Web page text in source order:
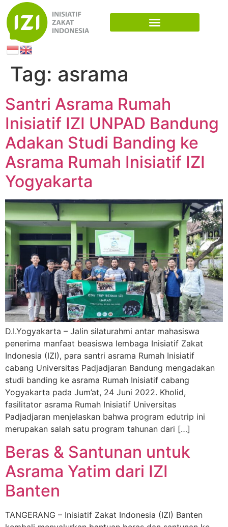
Tag: asrama
Santri Asrama Rumah
Inisiatif IZI UNPAD Bandung
Adakan Studi Banding ke
Asrama Rumah Inisiatif IZI
Yogyakarta
D.I.Yogyakarta – Jalin silaturahmi antar mahasiswa
penerima manfaat beasiswa lembaga Inisiatif Zakat
Indonesia (IZI), para santri asrama Rumah Inisiatif
cabang Universitas Padjadjaran Bandung mengadakan
studi banding ke asrama Rumah Inisiatif cabang
Yogyakarta pada Jum’at, 24 Juni 2022. Kholid,
fasilitator asrama Rumah Inisiatif Universitas
Padjadjaran menjelaskan bahwa program edutrip ini
merupakan salah satu program tahunan dari […]
Beras & Santunan untuk
Asrama Yatim dari IZI
Banten
TANGERANG – Inisiatif Zakat Indonesia (IZI) Banten